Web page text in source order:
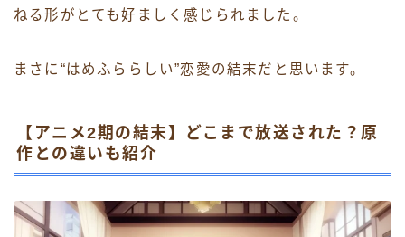
ねる形がとても好ましく感じられました。
まさに“はめふららしい”恋愛の結末だと思います。
【アニメ2期の結末】どこまで放送された？原
作との違いも紹介